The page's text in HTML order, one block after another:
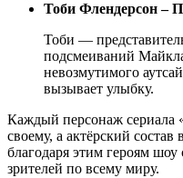
Тоби Флендерсон –
Тоби —
подсмеиваний
невозмутимого
вызывает улыбку.
Каждый персонаж сериала
своему, а актёрский
благодаря этим героям
зрителей по всему миру.